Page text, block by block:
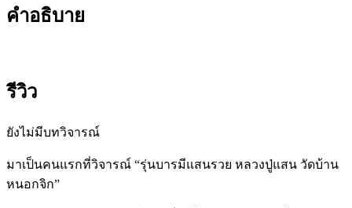
คำอธิบาย
รีวิว
ยังไม่มีบทวิจารณ์
มาเป็นคนแรกที่วิจารณ์ “รุ่นบารมีแสนรวย หลวงปู่แสน วัดบ้าน
หนอกจิก”